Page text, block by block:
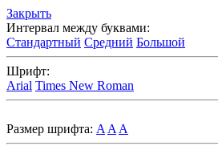
Закрыть
Интервал между буквами:
Стандартный Средний Большой
Шрифт:
Arial Times New Roman
Размер шрифта: A A A